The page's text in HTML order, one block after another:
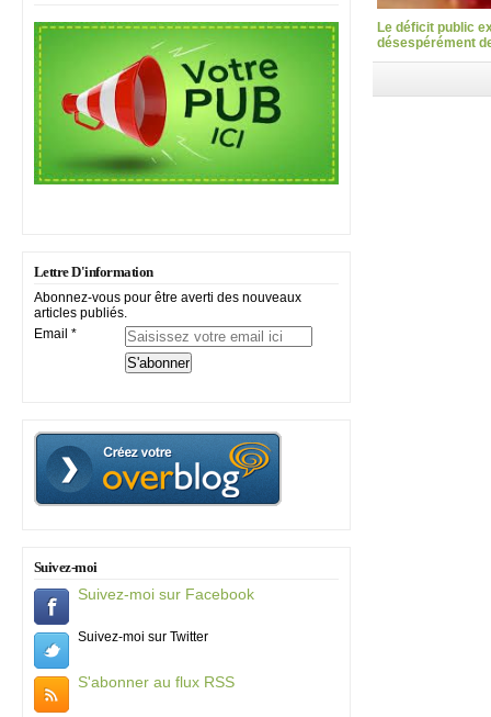
Lettre D'information
Abonnez-vous pour être averti des nouveaux
articles publiés.
Email
Suivez-moi
Suivez-moi sur Facebook
Suivez-moi sur Twitter
S'abonner au flux RSS
Le déficit public
désespérément